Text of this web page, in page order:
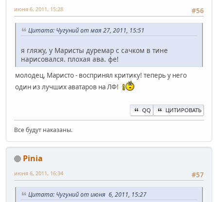
#56
июня 6, 2011, 15:28
Цитата: Чугуний от мая 27, 2011, 15:51
я гляжу, у Маристы дуремар с сачком в тине
нарисовался. плохая ава. фе!
молодец, Маристо - воспринял критику! теперь у него
один из лучших аватаров на ЛФ!
QQ ЦИТИРОВАТЬ
Все будут наказаны.
Pinia
#57
июня 6, 2011, 16:34
Цитата: Чугуний от июня 6, 2011, 15:27